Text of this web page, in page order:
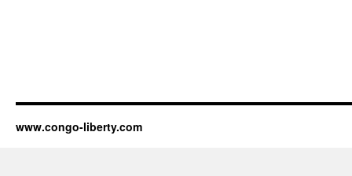
www.congo-liberty.com